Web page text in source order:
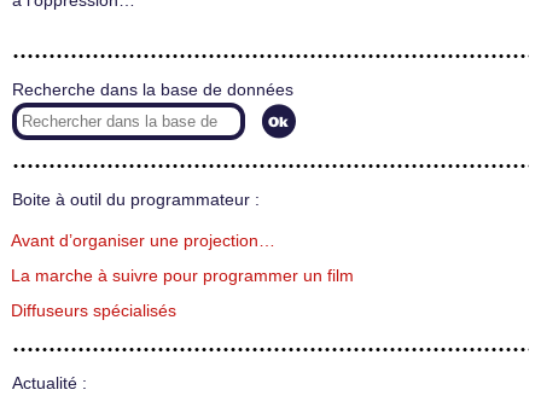
Recherche dans la base de données
Boite à outil du programmateur :
Avant d’organiser une projection…
La marche à suivre pour programmer un film
Diffuseurs spécialisés
Actualité :